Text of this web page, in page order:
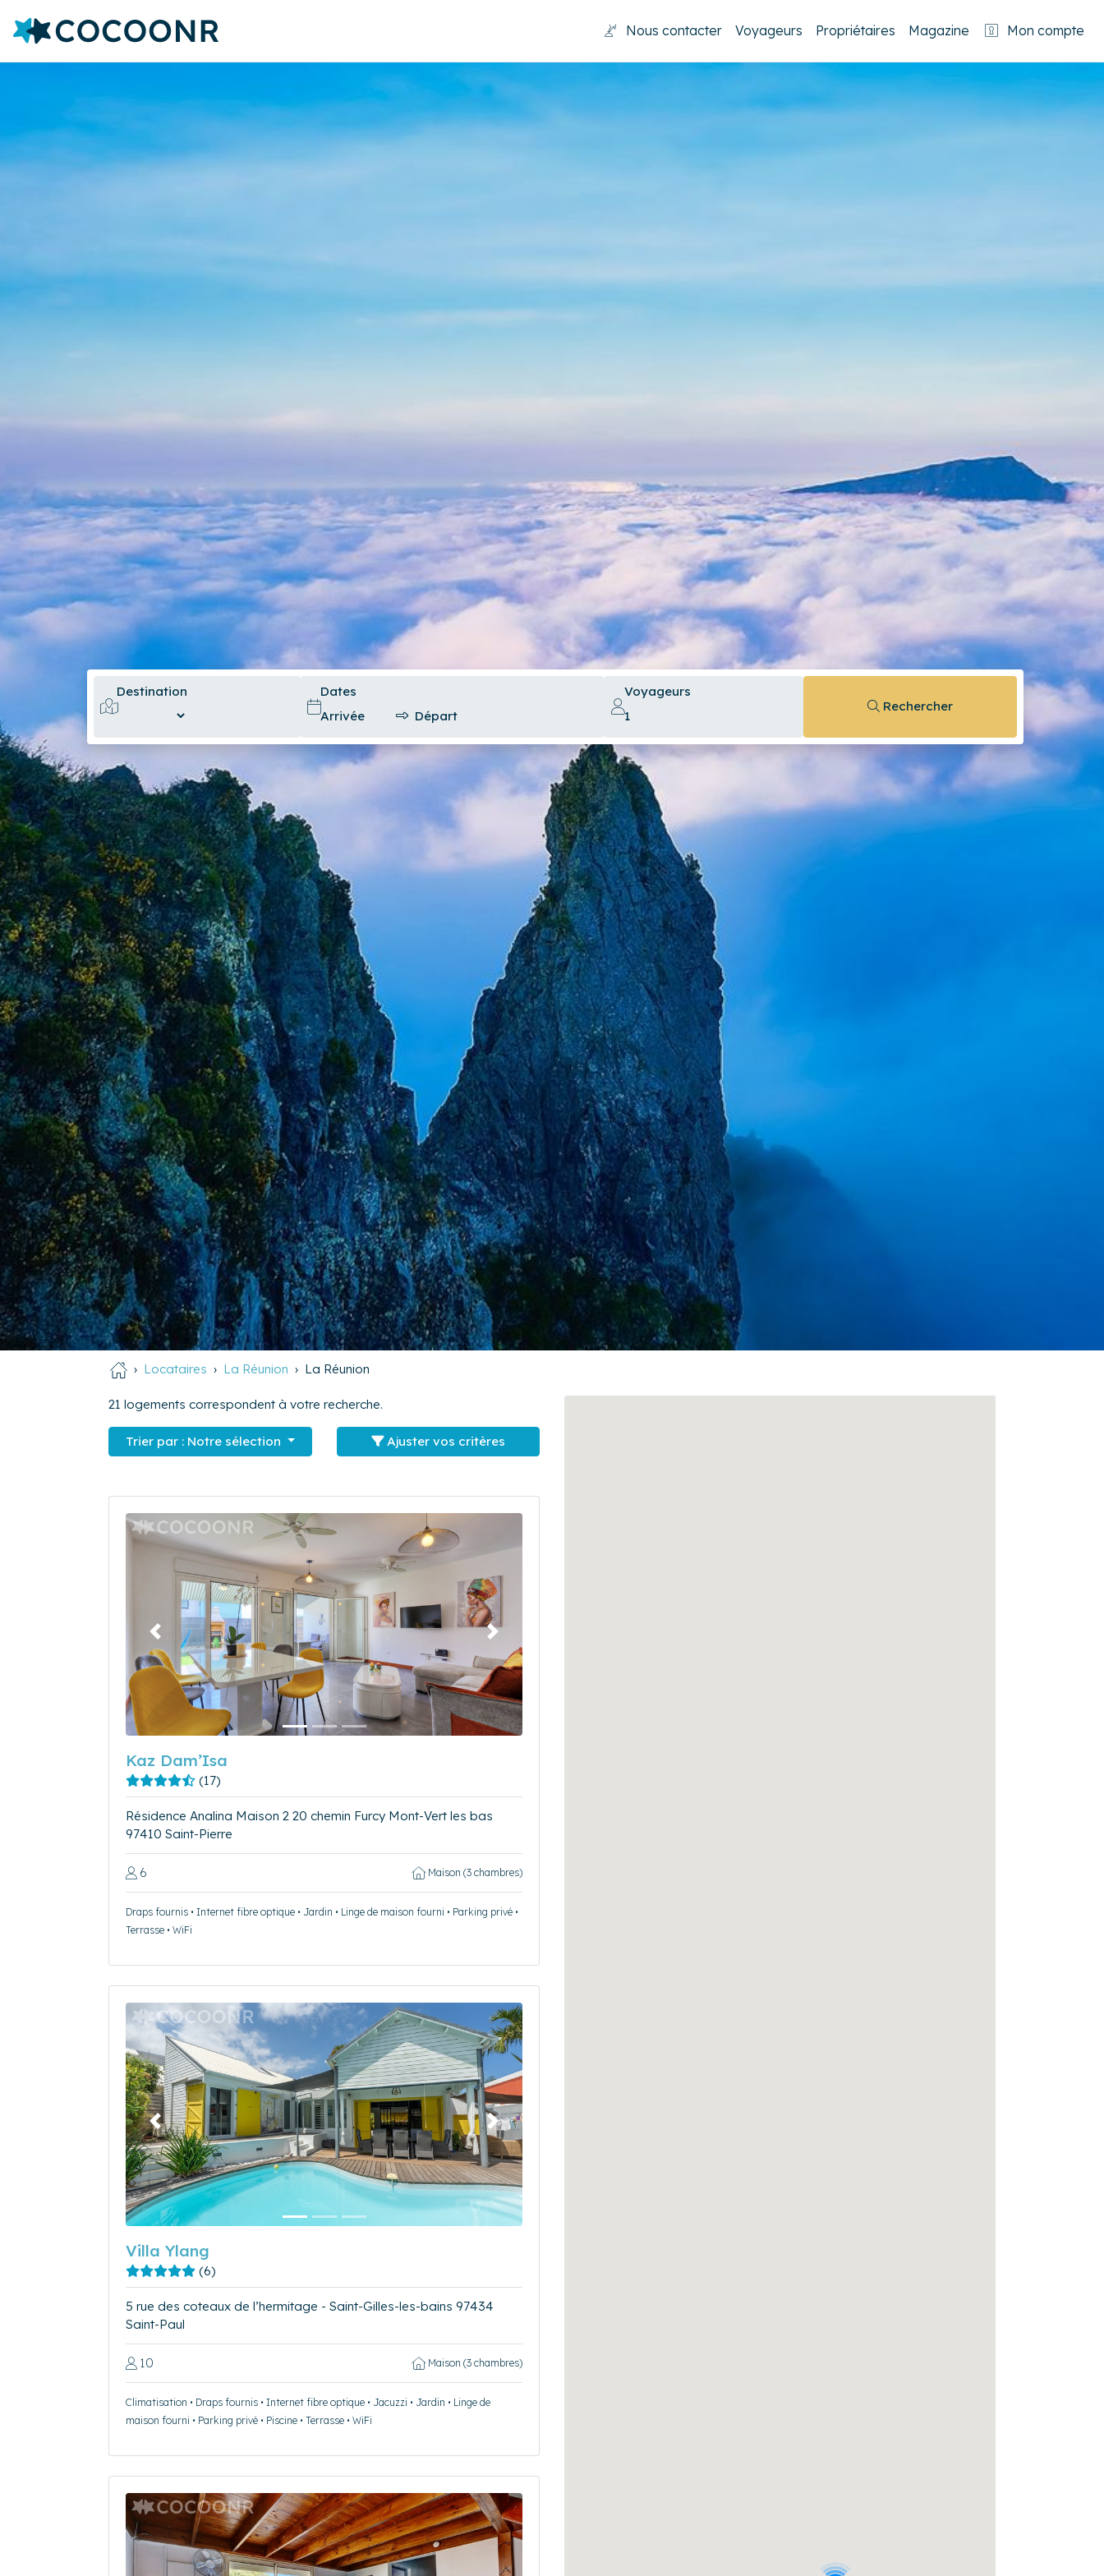
Nous contacter Voyageurs Propriétaires Magazine Mon compte
Destination Dates
Voyageurs
Rechercher
Locataires La Réunion La Réunion
21 logements correspondent à votre recherche.
Trier par : Notre sélection Ajuster vos critères
Précédent Suivant
Kaz Dam’Isa
(17)
Résidence Analina Maison 2 20 chemin Furcy Mont-Vert les bas
97410 Saint-Pierre
6 Maison (3 chambres)
Draps fournis • Internet fibre optique • Jardin • Linge de maison fourni • Parking privé •
Terrasse • WiFi
Précédent Suivant
Villa Ylang
(6)
5 rue des coteaux de l’hermitage - Saint-Gilles-les-bains 97434
Saint-Paul
10 Maison (3 chambres)
Climatisation • Draps fournis • Internet fibre optique • Jacuzzi • Jardin • Linge de
maison fourni • Parking privé • Piscine • Terrasse • WiFi